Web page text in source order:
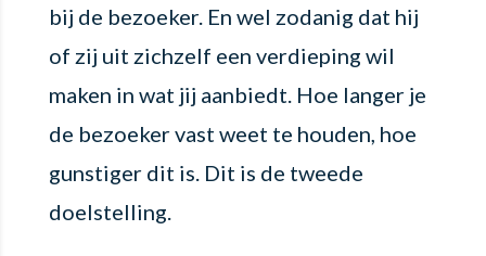
bij de bezoeker. En wel zodanig dat hij
of zij uit zichzelf een verdieping wil
maken in wat jij aanbiedt. Hoe langer je
de bezoeker vast weet te houden, hoe
gunstiger dit is. Dit is de tweede
doelstelling.